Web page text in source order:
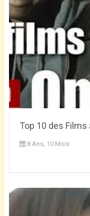
Top 10 des Films
8 Ans, 10 Mois